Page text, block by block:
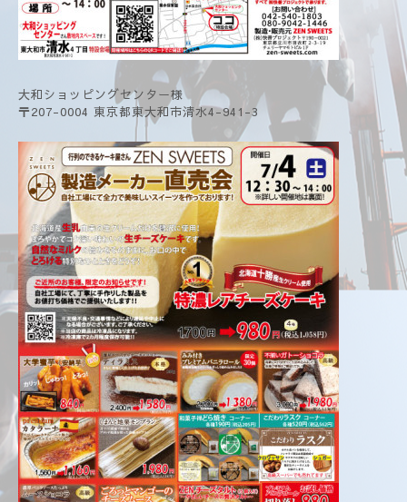
大和ショッピングセンター様
〒207-0004 東京都東大和市清水4-941-3